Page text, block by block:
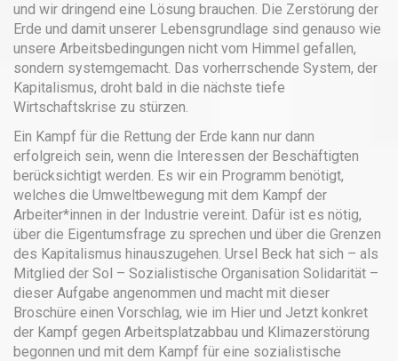
und wir dringend eine Lösung brauchen. Die Zerstörung der
Erde und damit unserer Lebensgrundlage sind genauso wie
unsere Arbeitsbedingungen nicht vom Himmel gefallen,
sondern systemgemacht. Das vorherrschende System, der
Kapitalismus, droht bald in die nächste tiefe
Wirtschaftskrise zu stürzen.
Ein Kampf für die Rettung der Erde kann nur dann
erfolgreich sein, wenn die Interessen der Beschäftigten
berücksichtigt werden. Es wir ein Programm benötigt,
welches die Umweltbewegung mit dem Kampf der
Arbeiter*innen in der Industrie vereint. Dafür ist es nötig,
über die Eigentumsfrage zu sprechen und über die Grenzen
des Kapitalismus hinauszugehen. Ursel Beck hat sich – als
Mitglied der Sol – Sozialistische Organisation Solidarität –
dieser Aufgabe angenommen und macht mit dieser
Broschüre einen Vorschlag, wie im Hier und Jetzt konkret
der Kampf gegen Arbeitsplatzabbau und Klimazerstörung
begonnen und mit dem Kampf für eine sozialistische